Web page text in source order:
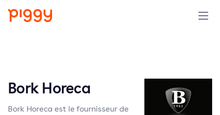
Bork Horeca
Bork Horeca est le fournisseur de